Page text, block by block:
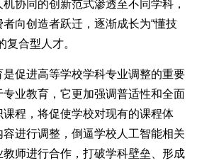
协同的创新范式渗透至不同学科，
向创造者跃迁，逐渐成长为“懂技
复合型人才。
促进高等学校学科专业调整的重要
业教育，它更加强调普适性和全面
程，将促使学校对现有的课程体
进行调整，倒逼学校人工智能相关
师进行合作，打破学科壁垒、形成